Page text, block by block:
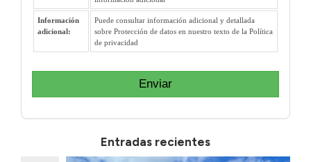
Información
adicional:
Puede consultar información adicional y detallada
sobre Protección de datos en nuestro texto de la Política
de privacidad
Enviar
Entradas recientes